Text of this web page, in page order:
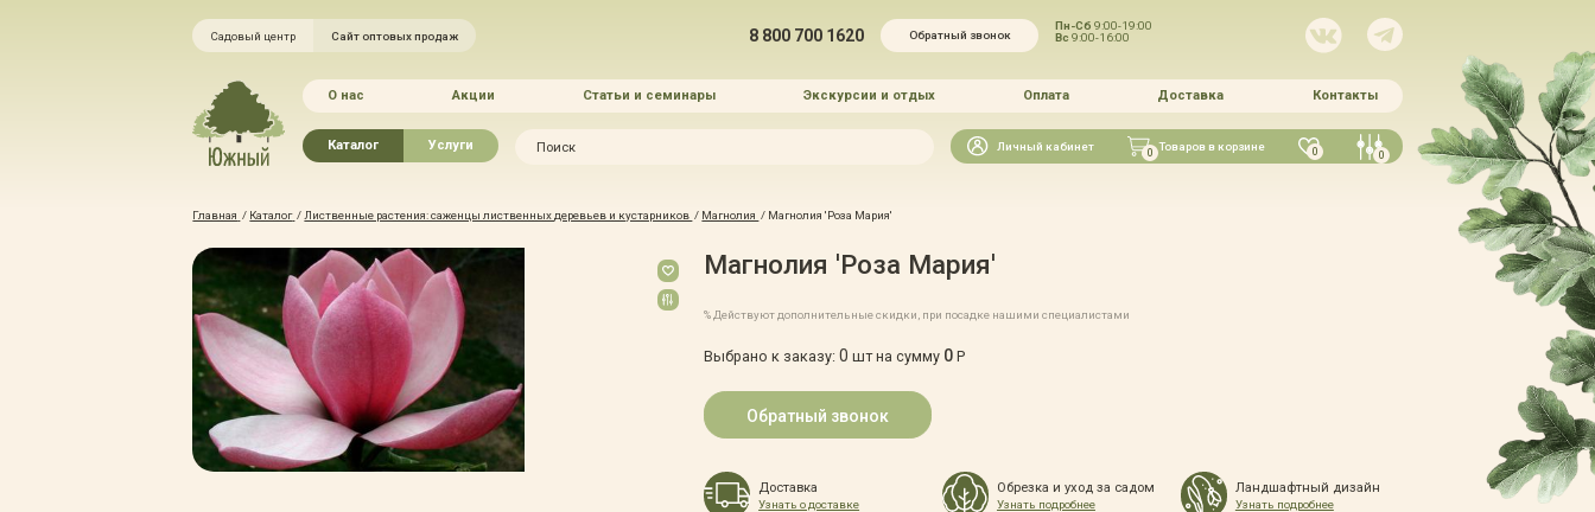
Садовый центр Сайт оптовых продаж 8 800 700 1620 Обратный звонок
Пн-Сб9:00-19:00
Вс9:00-16:00
О нас Акции Статьи и семинары Экскурсии и отдых Оплата Доставка Контакты
Каталог
Хвойные растения
Плодово-ягодные растения
Лиственные растения
Цветы
Водные растения
Растения вертикального
озеленения
Формованные растения
Экостория
Товары для сада
Услуги
Благоустройство и озеленение
Зелёный доктор
Зимние услуги
Уход за садом
Портфолио
Прайс-листы
Правила оказания услуг
Доставка
Оплата
Искать
Личный кабинет 0 Товаров в корзине 0 0
Главная / Каталог / Лиственные растения: саженцы лиственных деревьев и кустарников / Магнолия / Магнолия 'Роза Мария'
Магнолия 'Роза Мария'
% Действуют дополнительные скидки, при посадке нашими специалистами
Выбрано к заказу: 0 шт на сумму 0Р
Обратный звонок
Доставка
Узнать о доставке
Обрезка и уход за садом
Узнать подробнее
Ландшафтный дизайн
Узнать подробнее